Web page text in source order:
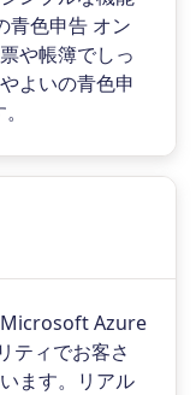
青色申告 オン
や帳簿でしっ
よいの青色申
Microsoft Azure
ティでお客さ
ます。リアル